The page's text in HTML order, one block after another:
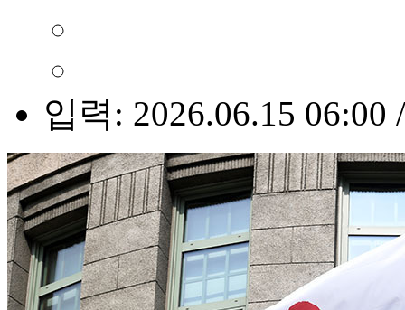
입력: 2026.06.15 06:00